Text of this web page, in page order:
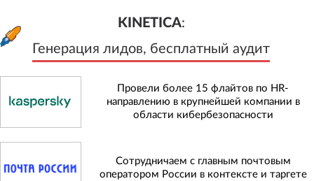
KINETICA:
Генерация лидов, бесплатный аудит
Генерация лидов, бесплатный
Провели более 15 флайтов по HR-
направлению в крупнейшей компании в
области кибербезопасности
Сотрудничаем с главным почтовым
оператором России в контексте и таргете